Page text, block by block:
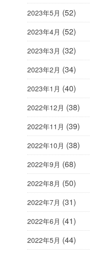
2023年5月 (52)
2023年4月 (52)
2023年3月 (32)
2023年2月 (34)
2023年1月 (40)
2022年12月 (38)
2022年11月 (39)
2022年10月 (38)
2022年9月 (68)
2022年8月 (50)
2022年7月 (31)
2022年6月 (41)
2022年5月 (44)